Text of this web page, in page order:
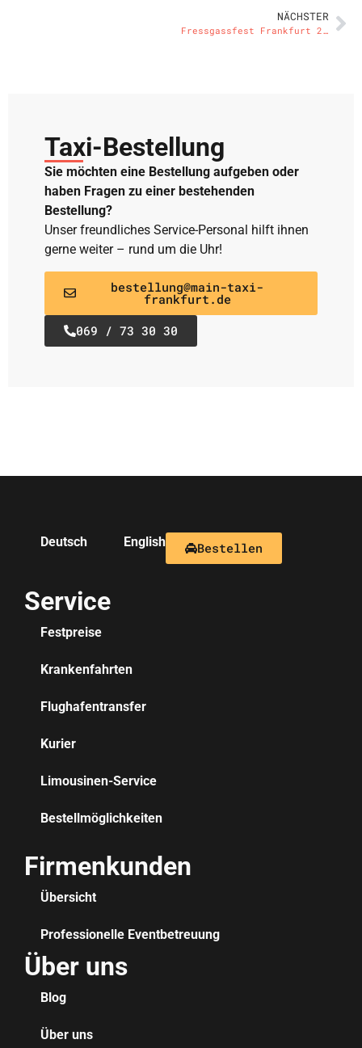
NÄCHSTER
Fressgassfest Frankfurt 2025: Genuss, Gemeinschaft und Große Gefühle in der Innenstadt
Taxi-Bestellung
Sie möchten eine Bestellung aufgeben oder
haben Fragen zu einer bestehenden
Bestellung?
Unser freundliches Service-Personal hilft ihnen
gerne weiter – rund um die Uhr!
bestellung@main-taxi-
frankfurt.de
069 / 73 30 30
Deutsch English Bestellen
Service
Festpreise
Krankenfahrten
Flughafentransfer
Kurier
Limousinen-Service
Bestellmöglichkeiten
Firmenkunden
Übersicht
Professionelle Eventbetreuung
Über uns
Blog
Über uns